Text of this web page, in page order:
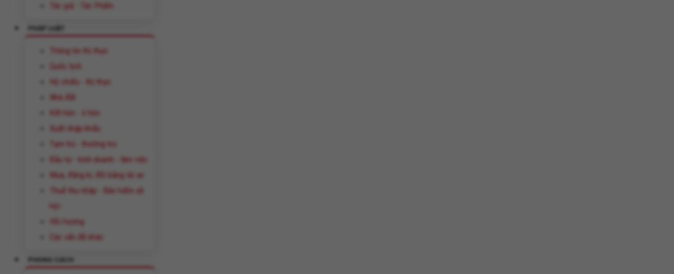
Tác giả - Tác Phẩm
Thông tin thị thực
Quốc tịch
Hộ chiếu - thị thực
Nhà đất
Kết hôn - li hôn
Xuất nhập khẩu
Tạm trú - thường trú
Đầu tư - kinh doanh - làm việc
Mua, đăng kí, đổi bằng lái xe
Thuế thu nhâp - Bảo hiểm xã
hội
Hồi hương
Các vấn đề khác
PHONG CÁCH